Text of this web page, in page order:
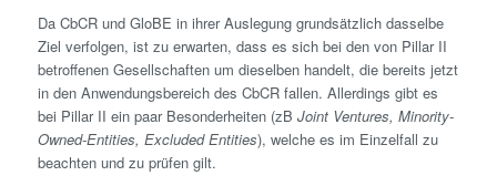
Da CbCR und GloBE in ihrer Auslegung grundsätzlich dasselbe
Ziel verfolgen, ist zu erwarten, dass es sich bei den von Pillar II
betroffenen Gesellschaften um dieselben handelt, die bereits jetzt
in den Anwendungsbereich des CbCR fallen. Allerdings gibt es
bei Pillar II ein paar Besonderheiten (zB Joint Ventures, Minority-
Owned-Entities, Excluded Entities), welche es im Einzelfall zu
beachten und zu prüfen gilt.